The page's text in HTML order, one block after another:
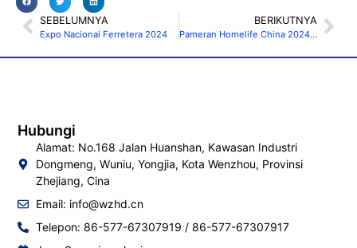
SEBELUMNYA
Expo Nacional Ferretera 2024
BERIKUTNYA
Pameran Homelife China 2024 di DUBAI
Hubungi
Alamat: No.168 Jalan Huanshan, Kawasan Industri
Dongmeng, Wuniu, Yongjia, Kota Wenzhou, Provinsi
Zhejiang, Cina
Email: info@wzhd.cn
Telepon: 86-577-67307919 / 86-577-67307917